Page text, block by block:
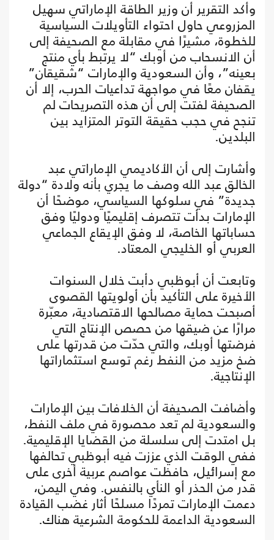
وأكد التقرير أن وزير الطاقة الإماراتي سهيل
المزروعي حاول احتواء التأويلات السياسية
للخطوة، مشيرًا في مقابلة مع الصحيفة إلى
أن الانسحاب من أوبك “لا يرتبط بأي منتج
بعينه”، وأن السعودية والإمارات “شقيقان”
يقفان معًا في مواجهة تداعيات الحرب، إلا أن
الصحيفة لفتت إلى أن هذه التصريحات لم
تنجح في حجب حقيقة التوتر المتزايد بين
البلدين.
وأشارت إلى أن الأكاديمي الإماراتي عبد
الخالق عبد الله وصف ما يجري بأنه ولادة “دولة
جديدة” في سلوكها السياسي، موضحًا أن
الإمارات بدأت تتصرف إقليميًا ودوليًا وفق
حساباتها الخاصة، لا وفق الإيقاع الجماعي
العربي أو الخليجي المعتاد.
وتابعت أن أبوظبي دأبت خلال السنوات
الأخيرة على التأكيد بأن أولويتها القصوى
أصبحت حماية مصالحها الاقتصادية، معبّرة
مرارًا عن ضيقها من حصص الإنتاج التي
فرضتها أوبك، والتي حدّت من قدرتها على
ضخ مزيد من النفط رغم توسع استثماراتها
الإنتاجية.
وأضافت الصحيفة أن الخلافات بين الإمارات
والسعودية لم تعد محصورة في ملف النفط،
بل امتدت إلى سلسلة من القضايا الإقليمية.
ففي الوقت الذي عززت فيه أبوظبي تحالفها
مع إسرائيل، حافظت عواصم عربية أخرى على
قدر من الحذر أو النأي بالنفس. وفي اليمن،
دعمت الإمارات تمردًا مسلحًا أثار غضب القيادة
السعودية الداعمة للحكومة الشرعية هناك.